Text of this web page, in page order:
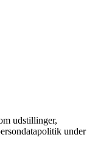
udstillinger,
under